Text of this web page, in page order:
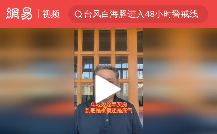
视频
台风白海豚进入48小时警戒线
中方回应是否在太平洋海底开采稀土
台风白海豚影响中国已成定局
佛得角门将亮相智利俱乐部主场
看守所辅警收受10万获刑1年
陈熠叫医疗暂停被驳回 带伤遭逆转
多地要求领导干部带头休假